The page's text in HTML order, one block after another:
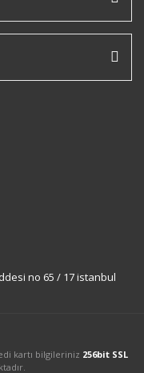
no 65 / 17 istanbul
kartı bilgileriniz 256bit SSL